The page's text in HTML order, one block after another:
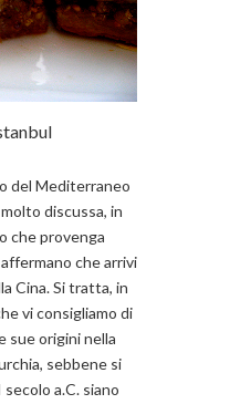
del Mediterraneo
discussa, in
che provenga
che arrivi
Cina. Si tratta, in
vi consigliamo di
sue origini nella
sebbene si
a.C. siano